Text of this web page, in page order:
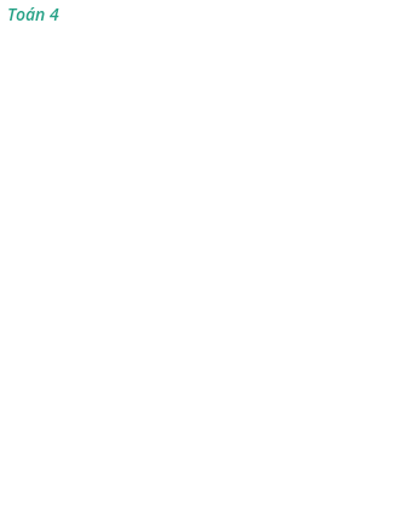
Toán 4